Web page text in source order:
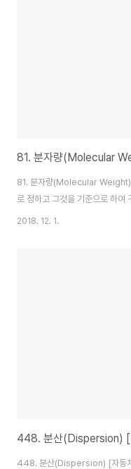
81. 분자량(Molecular
81. 분자량(Molecular Weight)
로 정하고 그것을 기준으로 하여
2018. 12. 1.
448. 분산(Dispersion) [
448. 분산(Dispersion) [자동차